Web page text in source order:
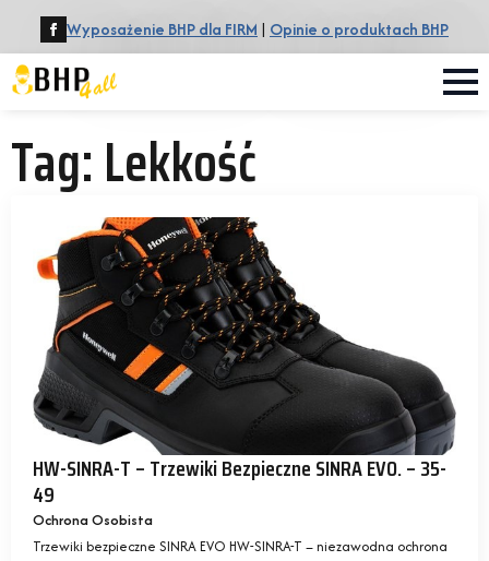
Wyposażenie BHP dla FIRM | Opinie o produktach BHP
Tag:Lekkość
HW-SINRA-T – Trzewiki Bezpieczne SINRA EVO. – 35-
49
Ochrona Osobista
Trzewiki bezpieczne SINRA EVO HW-SINRA-T – niezawodna ochrona